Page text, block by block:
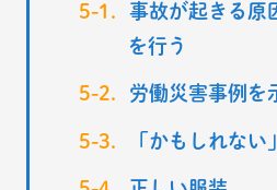
事故が起きる原
を行う
労働災害事例を
「かもしれな